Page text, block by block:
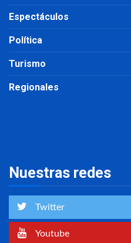
Espectáculos
Política
Turismo
Regionales
Nuestras redes
Twitter
Youtube